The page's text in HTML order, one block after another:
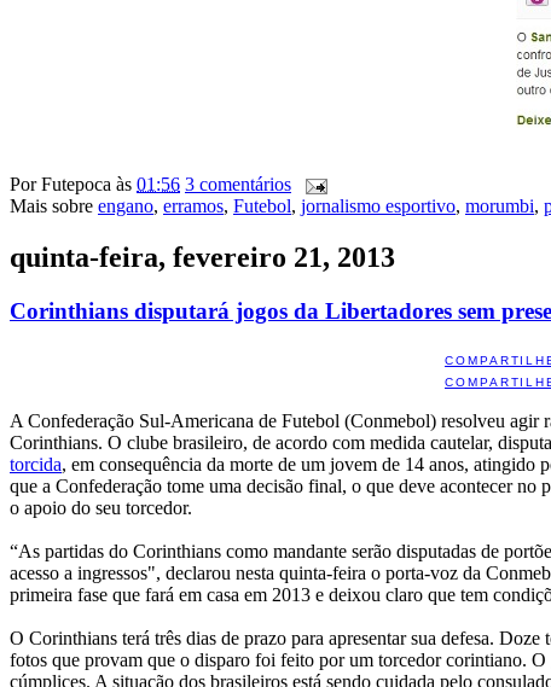
PorFutepoca às 01:56 3 comentários
Mais sobre engano, erramos, Futebol, jornalismo esportivo, morumbi,
quinta-feira, fevereiro 21, 2013
Corinthians disputará jogos da Libertadores sem
A Confederação Sul-Americana de Futebol (Conmebol) resolveu agir
Corinthians. O clube brasileiro, de acordo com medida cautelar,
torcida, em consequência da morte de um jovem de 14 anos,
que a Confederação tome uma decisão final, o que deve acontecer
o apoio do seu torcedor.
“As partidas do Corinthians como mandante serão disputadas de
acesso a ingressos", declarou nesta quinta-feira o porta-voz da
primeira fase que fará em casa em 2013 e deixou claro que tem
O Corinthians terá três dias de prazo para apresentar sua defesa.
fotos que provam que o disparo foi feito por um torcedor corintiano.
cúmplices. A situação dos brasileiros está sendo cuidada pelo